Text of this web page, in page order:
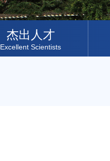
杰出人才
Excellent Scientists